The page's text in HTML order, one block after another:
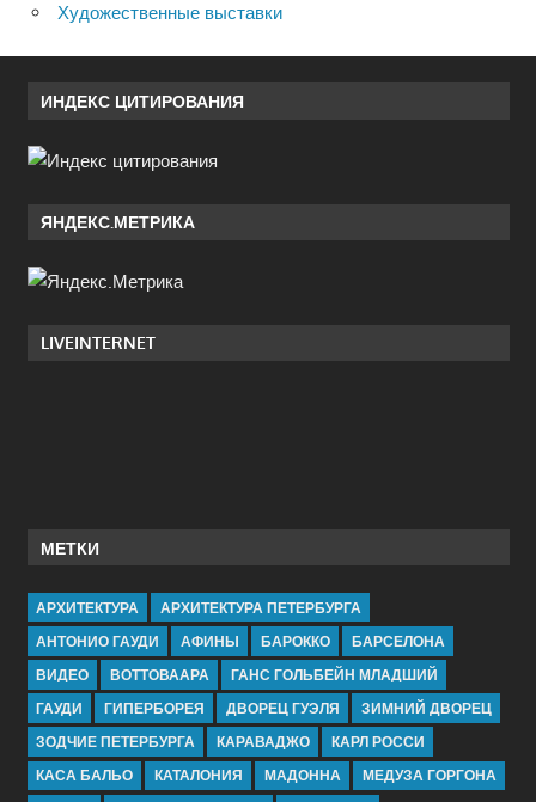
Художественные выставки
ИНДЕКС ЦИТИРОВАНИЯ
ЯНДЕКС.МЕТРИКА
LIVEINTERNET
МЕТКИ
АРХИТЕКТУРА
АРХИТЕКТУРА ПЕТЕРБУРГА
АНТОНИО ГАУДИ
АФИНЫ БАРОККО
БАРСЕЛОНА
ВИДЕО
ВОТТОВААРА
ГАНС ГОЛЬБЕЙН МЛАДШИЙ
ГАУДИ
ГИПЕРБОРЕЯ ДВОРЕЦ ГУЭЛЯ
ЗИМНИЙ ДВОРЕЦ
ЗОДЧИЕ ПЕТЕРБУРГА
КАРАВАДЖО
КАРЛ РОССИ
КАСА БАЛЬО
КАТАЛОНИЯ МАДОННА
МЕДУЗА ГОРГОНА